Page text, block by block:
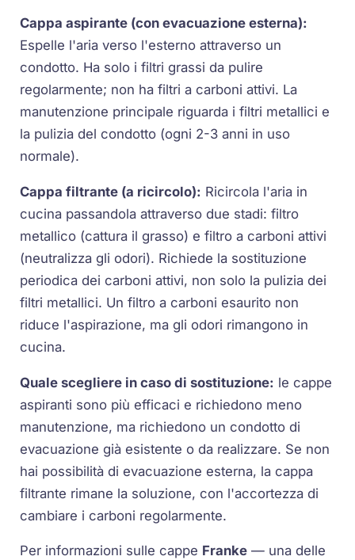
Cappa aspirante (con evacuazione esterna):
Espelle l'aria verso l'esterno attraverso un
condotto. Ha solo i filtri grassi da pulire
regolarmente; non ha filtri a carboni attivi. La
manutenzione principale riguarda i filtri metallici e
la pulizia del condotto (ogni 2-3 anni in uso
normale).
Cappa filtrante (a ricircolo): Ricircola l'aria in
cucina passandola attraverso due stadi: filtro
metallico (cattura il grasso) e filtro a carboni attivi
(neutralizza gli odori). Richiede la sostituzione
periodica dei carboni attivi, non solo la pulizia dei
filtri metallici. Un filtro a carboni esaurito non
riduce l'aspirazione, ma gli odori rimangono in
cucina.
Quale scegliere in caso di sostituzione: le cappe
aspiranti sono più efficaci e richiedono meno
manutenzione, ma richiedono un condotto di
evacuazione già esistente o da realizzare. Se non
hai possibilità di evacuazione esterna, la cappa
filtrante rimane la soluzione, con l'accortezza di
cambiare i carboni regolarmente.
Per informazioni sulle cappe Franke — una delle